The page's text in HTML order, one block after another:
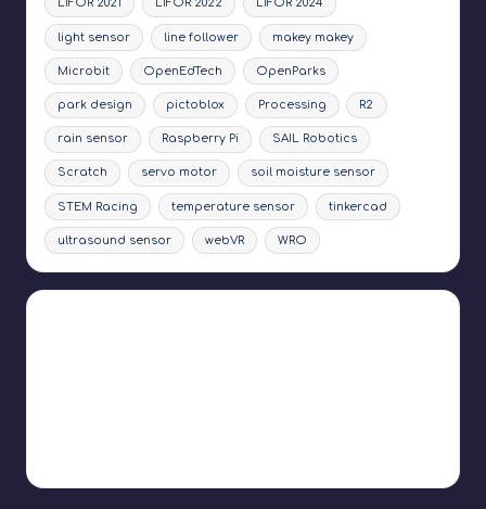
LIFOR 2021 LIFOR 2022 LIFOR 2024
light sensor line follower makey makey
Microbit OpenEdTech OpenParks
park design pictoblox Processing R2
rain sensor Raspberry Pi SAIL Robotics
Scratch servo motor soil moisture sensor
STEM Racing temperature sensor tinkercad
ultrasound sensor webVR WRO